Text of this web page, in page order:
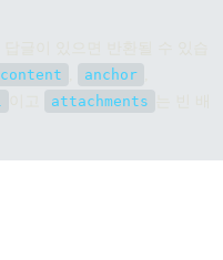
content anchor
attachments